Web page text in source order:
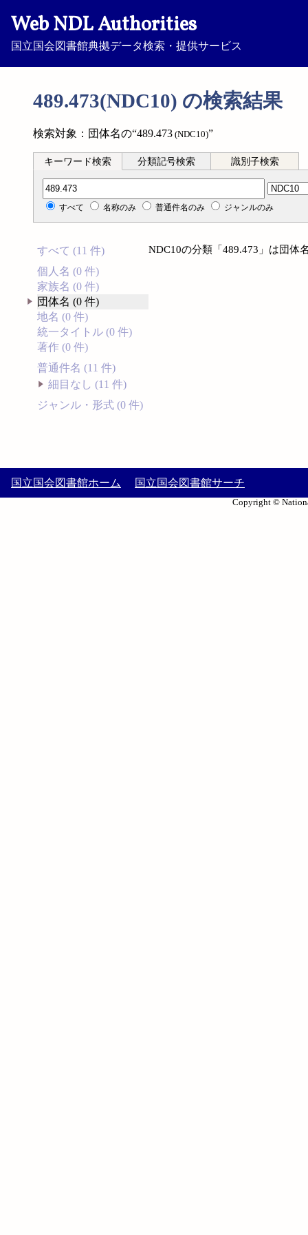
Web NDL Authorities
国立国会図書館典拠データ検索・提供サービス
489.473(NDC10) の検索結果
検索対象：団体名の“489.473 (NDC10)”
キーワード検索 分類記号検索 識別子検索
分類記号検索
すべて 名称のみ 普通件名のみ ジャンルのみ
すべて (11 件)
個人名 (0 件)
家族名 (0 件)
団体名 (0 件)
地名 (0 件)
統一タイトル (0 件)
著作 (0 件)
普通件名 (11 件)
細目なし (11 件)
ジャンル・形式 (0 件)
NDC10の分類「489.473」は団体
国立国会図書館ホーム 国立国会図書館サーチ
Copyright ©